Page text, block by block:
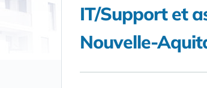
IT/Support et
Nouvelle-